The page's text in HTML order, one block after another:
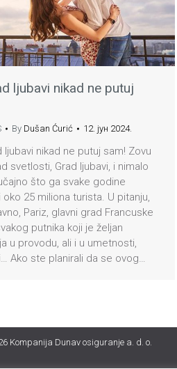
ljubavi nikad ne putuj
By Dušan Ćurić 12. јун 2024.
ljubavi nikad ne putuj sam! Zovu
svetlosti, Grad ljubavi, i nimalo
što ga svake godine
25 miliona turista. U pitanju,
Pariz, glavni grad Francuske
putnika koji je željan
u provodu, ali i u umetnosti,
Ako ste planirali da se ovog…
Kompanija Dunav osiguranje a. d. o.